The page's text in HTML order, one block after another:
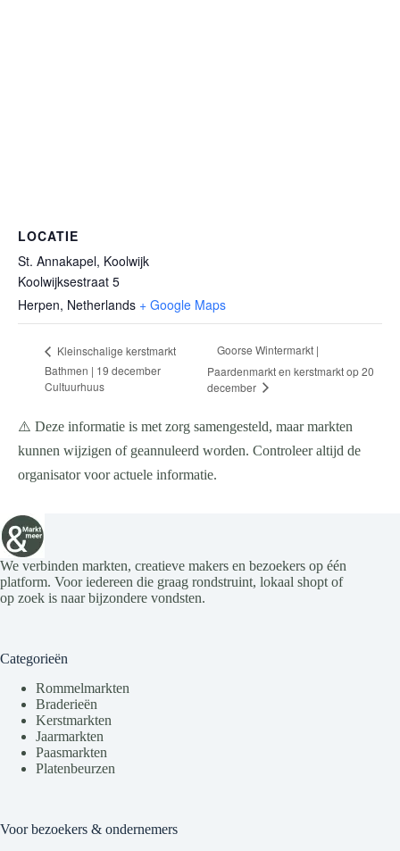
LOCATIE
St. Annakapel, Koolwijk
Koolwijksestraat 5
Herpen, Netherlands + Google Maps
Kleinschalige kerstmarkt
Bathmen | 19 december
Cultuurhuus
Goorse Wintermarkt |
Paardenmarkt en kerstmarkt op 20
december
⚠️ Deze informatie is met zorg samengesteld, maar markten
kunnen wijzigen of geannuleerd worden. Controleer altijd de
organisator voor actuele informatie.
We verbinden markten, creatieve makers en bezoekers op één
platform. Voor iedereen die graag rondstruint, lokaal shopt of
op zoek is naar bijzondere vondsten.
Categorieën
Rommelmarkten
Braderieën
Kerstmarkten
Jaarmarkten
Paasmarkten
Platenbeurzen
Voor bezoekers & ondernemers